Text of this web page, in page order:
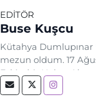
EDITÖR
Buse Kuşcu
Kütahya Dumlupınar
mezun oldum. 17
Eskişehir Haber
biri olan merak